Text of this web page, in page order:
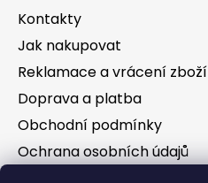
Kontakty
Jak nakupovat
Reklamace a vrácení zboží
Doprava a platba
Obchodní podmínky
Ochrana osobních údajů